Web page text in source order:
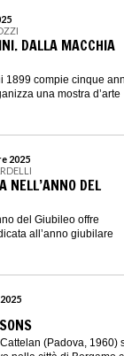
DALLA MACCHIA
1899 compie cinque
una mostra d’arte
2025
NELL’ANNO DEL
del Giubileo offre
all’anno giubilare
(Padova, 1960)